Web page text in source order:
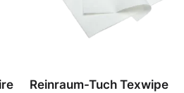
Reinraum-Tuch Texwipe